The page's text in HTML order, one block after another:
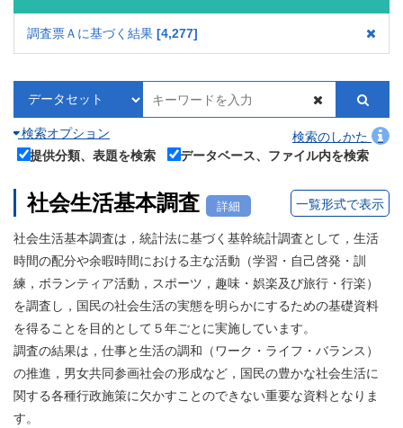
調査票Ａに基づく結果 4,277
検索オプション
検索のしかた
提供分類、表題を検索
データベース、ファイル内を検索
社会生活基本調査 詳細 一覧形式で表示
社会生活基本調査は，統計法に基づく基幹統計調査として，生活
時間の配分や余暇時間における主な活動（学習・自己啓発・訓
練，ボランティア活動，スポーツ，趣味・娯楽及び旅行・行楽）
を調査し，国民の社会生活の実態を明らかにするための基礎資料
を得ることを目的として５年ごとに実施しています。
調査の結果は，仕事と生活の調和（ワーク・ライフ・バランス）
の推進，男女共同参画社会の形成など，国民の豊かな社会生活に
関する各種行政施策に欠かすことのできない重要な資料となりま
す。